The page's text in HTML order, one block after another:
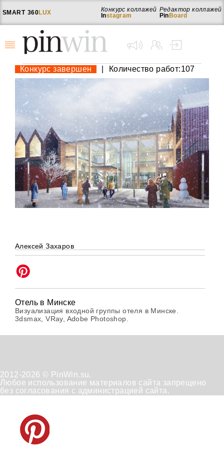
SMART 360LUX
Редактор коллажей
Pin Board
Конкурс коллажей
Instagram
Конкурс завершен Количество работ:107
Алексей Захаров
Отель в Минске
Визуализация входной группы отеля в Минске.
3dsmax, VRay, Adobe Photoshop.
2012-2026 © PinWin.su.
Любое использование материалов сайта запрещено
без согласования с администрацией сайта.
поддержка
обработке
персональных
данных